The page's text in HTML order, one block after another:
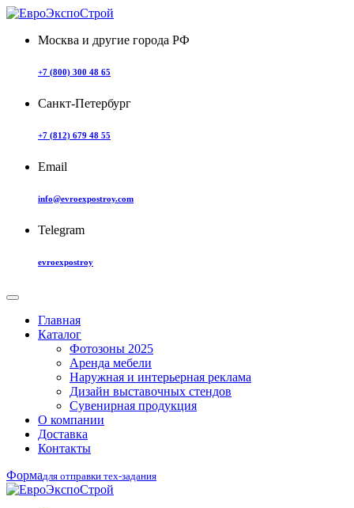
Москва и другие города РФ
+7 (800) 300 48 65
Санкт-Петербург
+7 (812) 679 48 55
Email
info@evroexpostroy.com
Telegram
evroexpostroy
Главная
Каталог
Фотозоны 2025
Аренда мебели
Наружная и интерьерная реклама
Дизайн выставочных стендов
Сувенирная продукция
О компании
Доставка
Контакты
Формадля отправки тех-задания